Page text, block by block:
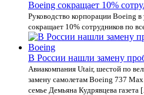
Boeing сокращает 10%
Руководство корпорации Boeing
сокращает 10% сотрудников по
В России нашли замену
Авиакомпания Utair, шестой по
замену самолетам Boeing 737
семье Демьяна Кудрявцева